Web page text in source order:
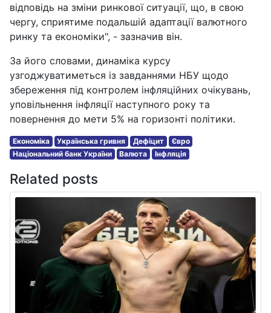
відповідь на зміни ринкової ситуації, що, в свою
чергу, сприятиме подальшій адаптації валютного
ринку та економіки", - зазначив він.
За його словами, динаміка курсу
узгоджуватиметься із завданнями НБУ щодо
збереження під контролем інфляційних очікувань,
уповільнення інфляції наступного року та
повернення до мети 5% на горизонті політики.
Економіка Українська гривня Дефіцит
Євро
Національний банк України
Валюта Інфляція
Related posts